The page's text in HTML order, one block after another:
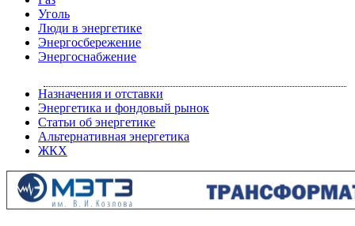
Уголь
Люди в энергетике
Энергосбережение
Энергоснабжение
Назначения и отставки
Энергетика и фондовый рынок
Статьи об энергетике
Альтернативная энергетика
ЖКХ